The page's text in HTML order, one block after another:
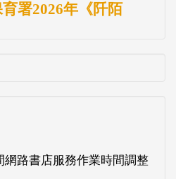
署2026年《阡陌
網路書店服務作業時間調整